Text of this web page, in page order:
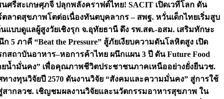
ศรีสะเกษศุภจี ปลุกพลังคราฟต์ไทย! SACIT เปิดเวทีโลก ดัน
ตลาดสุขภาพโตต่อเนื่องทันตบุคลากร – สพฐ. หวั่นเด็กไทยเริ่มสูบ
แบบดูแลผู้สูงวัยเชิงรุก จ.อุทัยธานี ดึง รพ.สต.-อสม. เสริมทักษะ
ก 5 ภาคี “Beat the Pressure” สู้ภัยเงียบความดันโลหิตสูง เปิด
กสถาบันอาหาร–หอการค้าไทย ผนึกแผน 3 ปี ดัน Future Food
น้ำมั่นคง” เพื่อคุณภาพชีวิตประชาชนภาคเหนืออย่างยั่งยืนวช.
ศทางทุนวิจัยปี 2570 ดันงานวิจัย “สังคมและความมั่นคง” สู่การใช้
สากลวช. เชิญชมผลงานวิจัยและนวัตกรรมอาหารสุขภาพ ใน